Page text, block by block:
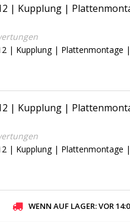
| Kupplung |
| Kupplung | Plattenmontage
| Kupplung |
| Kupplung | Plattenmontage
WENN AUF LAGER: VOR 14:00 UHR BESTELLT,